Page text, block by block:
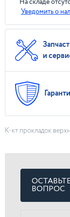
Уведомить о
и
К-кт прокладок
ВОПРОС